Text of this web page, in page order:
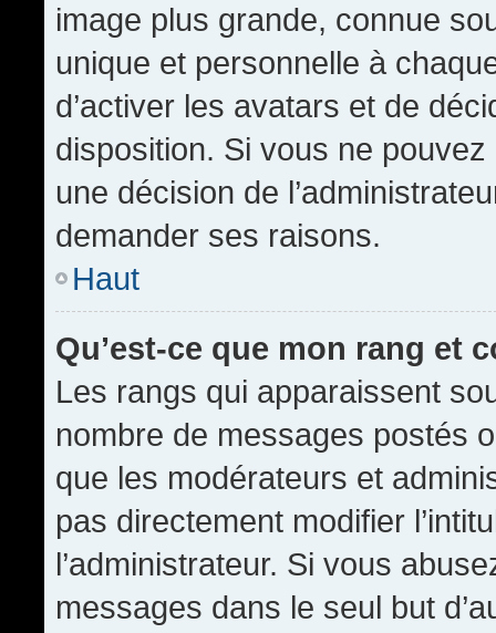
image plus grande, connue
unique et personnelle à
d’activer les avatars et de
disposition. Si vous ne pouvez
une décision de
demander ses raisons.
Haut
Qu’est-ce que mon rang et
Les rangs qui apparaissent
nombre de messages postés
que les modérateurs et
pas directement modifier
l’administrateur. Si vous
messages dans le seul but